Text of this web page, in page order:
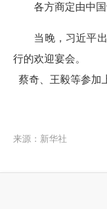
各方商定由中国
当晚，习近平出
行的欢迎宴会。
蔡奇、王毅等参加
来源：新华社